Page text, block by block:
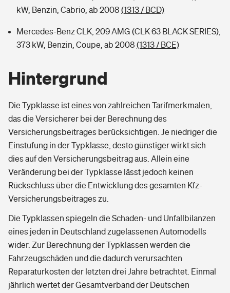
kW, Benzin, Cabrio, ab 2008 (1313 / BCD)
Mercedes-Benz CLK, 209 AMG (CLK 63 BLACK SERIES),
373 kW, Benzin, Coupe, ab 2008 (1313 / BCE)
Hintergrund
Die Typklasse ist eines von zahlreichen Tarifmerkmalen,
das die Versicherer bei der Berechnung des
Versicherungsbeitrages berücksichtigen. Je niedriger die
Einstufung in der Typklasse, desto günstiger wirkt sich
dies auf den Versicherungsbeitrag aus. Allein eine
Veränderung bei der Typklasse lässt jedoch keinen
Rückschluss über die Entwicklung des gesamten Kfz-
Versicherungsbeitrages zu.
Die Typklassen spiegeln die Schaden- und Unfallbilanzen
eines jeden in Deutschland zugelassenen Automodells
wider. Zur Berechnung der Typklassen werden die
Fahrzeugschäden und die dadurch verursachten
Reparaturkosten der letzten drei Jahre betrachtet. Einmal
jährlich wertet der Gesamtverband der Deutschen